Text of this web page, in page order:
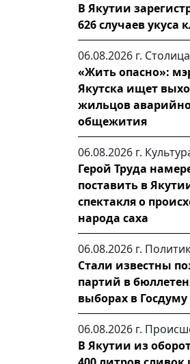
В Якутии
626 случаев укуса
06.08.2026 г. Столица
«Жить опасно»:
Якутска ищет
жильцов
общежития
06.08.2026 г.
Герой Труда
поставить в
спектакля о
народа саха
06.08.2026 г.
Стали известны
партий в
выборах в Госдуму
06.08.2026 г.
В Якутии из